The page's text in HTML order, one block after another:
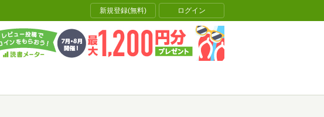
新規登録(無料) ログイン